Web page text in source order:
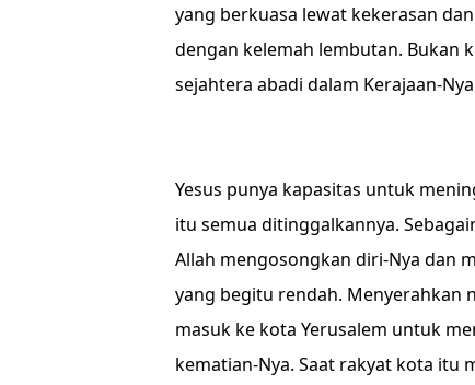
yang berkuasa lewat kekerasan
dengan kelemah lembutan. Bukan
sejahtera abadi dalam Kerajaan-
Yesus punya kapasitas untuk
itu semua ditinggalkannya.
Allah mengosongkan diri-Nya dan
yang begitu rendah. Menyerahkan
masuk ke kota Yerusalem untuk
kematian-Nya. Saat rakyat kota itu